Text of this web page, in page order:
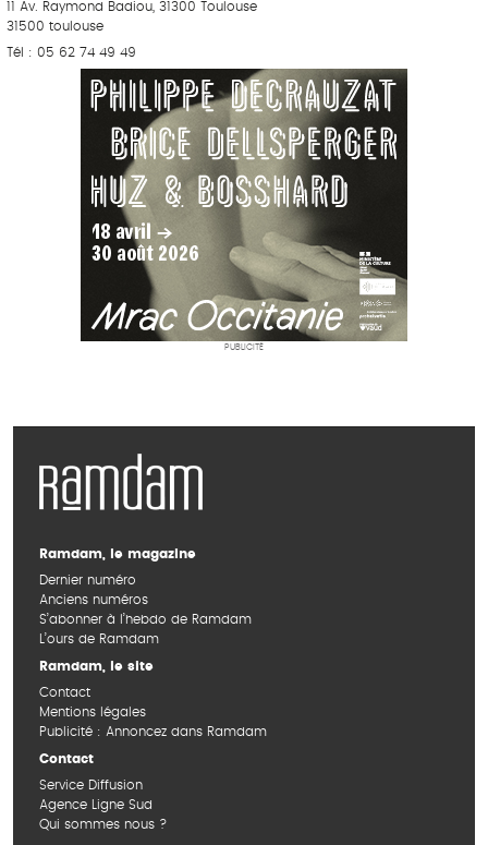
11 Av. Raymond Badiou, 31300 Toulouse
31500 toulouse
Tél : 05 62 74 49 49
PUBLICITÉ
Ramdam, le magazine
Dernier numéro
Anciens numéros
S’abonner à l’hebdo de Ramdam
L’ours de Ramdam
Ramdam, le site
Contact
Mentions légales
Publicité : Annoncez dans Ramdam
Contact
Service Diffusion
Agence Ligne Sud
Qui sommes nous ?